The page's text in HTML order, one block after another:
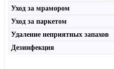
Уход за мрамором
Уход за паркетом
Удаление неприятных запахов
Дезинфекция